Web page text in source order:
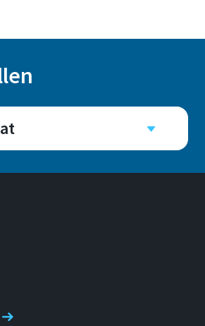
20
Augustin
Nach